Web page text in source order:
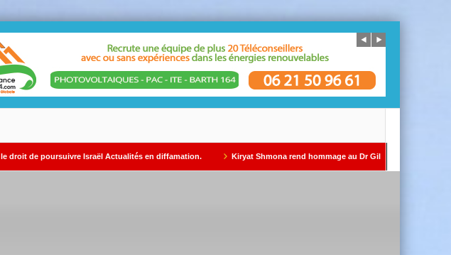
Israël Actualités en diffamation. Kiryat Shmona rend hommage au Dr Gil Taïeb par Alain AZRIA